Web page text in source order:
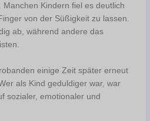
Kindern fiel es deutlich
von der Süßigkeit zu lassen.
ab, während andere das
einige Zeit später erneut
als Kind geduldiger war, war
sozialer, emotionaler und